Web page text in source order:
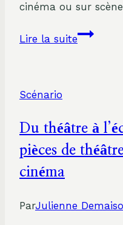
cinéma ou sur
Lire la suiteLes
Astuces
des
le
Scénario
Du théâtre à
pièces de
cinéma
ParJulienne